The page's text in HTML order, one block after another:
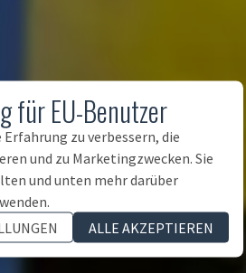
für EU-Benutzer
zu verbessern, die
und zu Marketingzwecken. Sie
und unten mehr darüber
ALLE AKZEPTIEREN